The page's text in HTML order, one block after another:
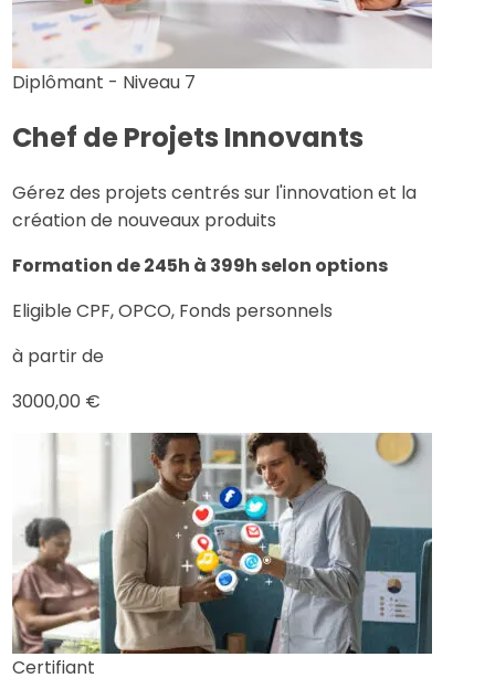
Diplômant - Niveau 7
Chef de Projets Innovants
Gérez des projets centrés sur l'innovation et la
création de nouveaux produits
Formation de 245h à 399h selon options
Eligible CPF, OPCO, Fonds personnels
à partir de
3000,00 €
Certifiant